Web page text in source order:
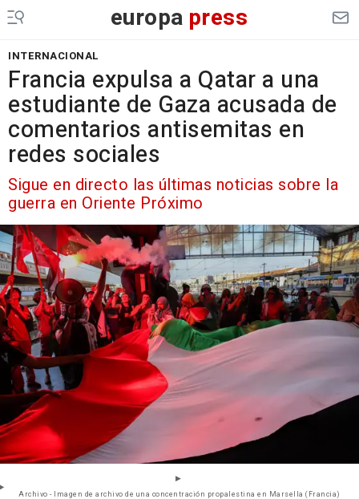
europa press
INTERNACIONAL
Francia expulsa a Qatar a una
estudiante de Gaza acusada de
comentarios antisemitas en
redes sociales
Sigue en directo las últimas noticias sobre la
guerra en Oriente Próximo
Archivo - Imagen de archivo de una concentración propalestina en Marsella (Francia)